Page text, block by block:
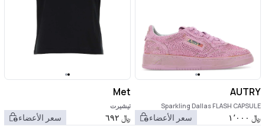
AUTRY
Sparkling Dallas FLASH CAPSULE
﷼ ١٬٠٠٠ سعر الأعضاء
Met
تيشيرت
﷼ ٦٩٢ سعر الأعضاء